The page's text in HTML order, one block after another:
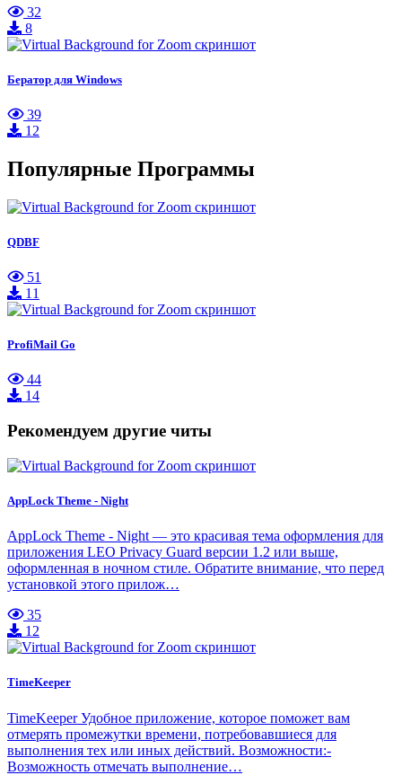
32
8
Бератор для Windows
39
12
Популярные Программы
QDBF
51
11
ProfiMail Go
44
14
Рекомендуем другие читы
AppLock Theme - Night
AppLock Theme - Night — это красивая тема оформления для
приложения LEO Privacy Guard версии 1.2 или выше,
оформленная в ночном стиле. Обратите внимание, что перед
установкой этого прилож…
35
12
TimeKeeper
TimeKeeper Удобное приложение, которое поможет вам
отмерять промежутки времени, потребовавшиеся для
выполнения тех или иных действий. Возможности:-
Возможность отмечать выполнение…